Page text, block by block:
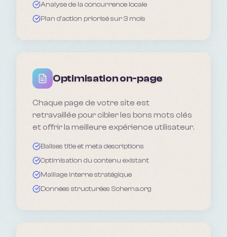
Analyse de la concurrence locale
Plan d'action priorisé sur 3 mois
Optimisation on-page
Chaque page de votre site est
retravaillée pour cibler les bons mots clés
et offrir la meilleure expérience utilisateur.
Balises title et meta descriptions
Optimisation du contenu existant
Maillage interne stratégique
Données structurées Schema.org